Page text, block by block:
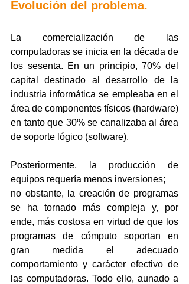
Evolución del problema.
La comercialización de las
computadoras se inicia en la década de
los sesenta. En un principio, 70% del
capital destinado al desarrollo de la
industria informática se empleaba en el
área de componentes físicos (hardware)
en tanto que 30% se canalizaba al área
de soporte lógico (software).
Posteriormente, la producción de
equipos requería menos inversiones;
no obstante, la creación de programas
se ha tornado más compleja y, por
ende, más costosa en virtud de que los
programas de cómputo soportan en
gran medida el adecuado
comportamiento y carácter efectivo de
las computadoras. Todo ello, aunado a